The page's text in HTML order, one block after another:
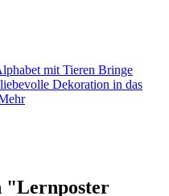
mit Tieren Bringe
Dekoration in das
"Lernposter